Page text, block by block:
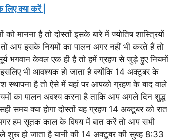
क्या करें |
मानना है तो दोस्तों इसके बारे में ज्योतिष शास्त्रियों
इसके नियमों का पालन अगर नहीं भी करते हैं तो
भगवान केवल एक ही है तो हमें ग्रहण से जुड़े हुए नियमों
भी आवश्यक हो जाता है क्योंकि 14 अक्टूबर के
स्थापना है तो ऐसे में यहां पर आपको ग्रहण के बाद वाले
का पालन अवश्य करना है ताकि आप अगले दिन शुद्ध
क्या होगा दोस्तों यह ग्रहण 14 अक्टूबर को रात
हम सूतक काल के विषय में बात करें तो आप सभी
हो जाता है यानी की 14 अक्टूबर की सुबह 8:33